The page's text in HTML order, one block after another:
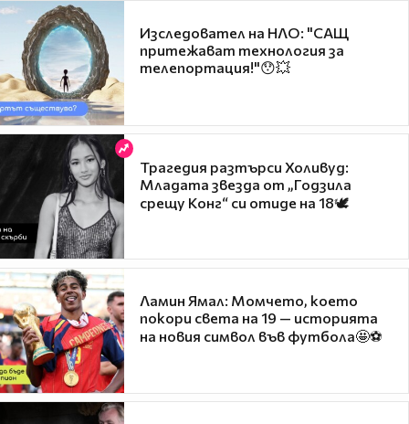
Изследовател на НЛО: "САЩ
притежават технология за
телепортация!"😯💥
Трагедия разтърси Холивуд:
Младата звезда от „Годзила
срещу Конг“ си отиде на 18🕊️
Ламин Ямал: Момчето, което
покори света на 19 — историята
на новия символ във футбола🤩⚽